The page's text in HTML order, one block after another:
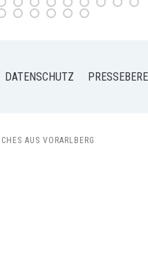
DATENSCHUTZ
AUS VORARLBERG